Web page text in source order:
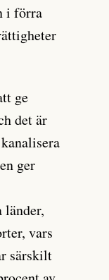
i förra
ge
det är
ger
länder,
vars
särskilt